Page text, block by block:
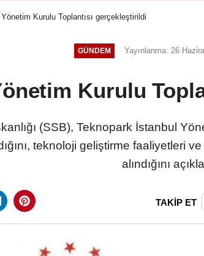
Kurulu Toplantısı gerçekleştirildi
GÜNDEM Yayınlanma: 26
Kurulu
(SSB), Teknopark İstanbul
teknoloji geliştirme faaliyetleri
alındığını
TAKİP ET